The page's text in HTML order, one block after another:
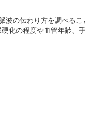
波の伝わり方を調べる
化の程度や血管年齢、